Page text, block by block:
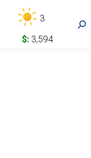
3
$: 3,594